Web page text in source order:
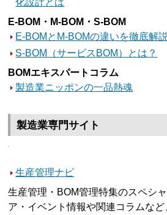
E-BOM・M-BOM・S-BOM
E-BOMとM-BOMの違いを徹底解説
S-BOM（サービスBOM）とは？
BOMエキスパートコラム
製造業ニッポンの一品熱魂
製造業専門サイト
生産管理ナビ
生産管理・BOM管理特集のスペシ
ア・イベント情報や関連コラムな